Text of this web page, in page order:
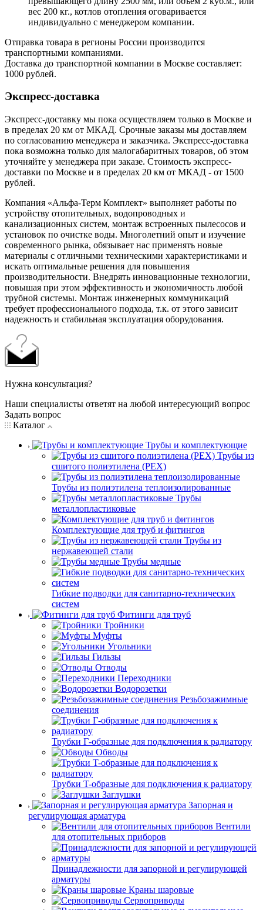
вес 200 кг., котлов отопления оговаривается
индивидуально с менеджером компании.
Отправка товара в регионы России производится
транспортными компаниями.
Доставка до транспортной компании в Москве составляет:
1000 рублей.
Экспресс-доставка
Экспресс-доставку мы пока осуществляем только в Москве и
в пределах 20 км от МКАД. Срочные заказы мы доставляем
по согласованию менеджера и заказчика. Экспресс-доставка
пока возможна только для малогабаритных товаров, об этом
уточняйте у менеджера при заказе. Стоимость экспресс-
доставки по Москве и в пределах 20 км от МКАД - от 1500
рублей.
Компания «Альфа-Терм Комплект» выполняет работы по
устройству отопительных, водопроводных и
канализационных систем, монтаж встроенных пылесосов и
установок по очистке воды. Многолетний опыт и изучение
современного рынка, обязывает нас применять новые
материалы с отличными техническими характеристиками и
искать оптимальные решения для повышения
производительности. Внедрять инновационные технологии,
повышая при этом эффективность и экономичность любой
трубной системы. Монтаж инженерных коммуникаций
требует профессионального подхода, т.к. от этого зависит
надежность и стабильная эксплуатация оборудования.
Нужна консультация?
Наши специалисты ответят на любой интересующий вопрос
Задать вопрос
Каталог
Трубы и комплектующие
Трубы из
сшитого полиэтилена (PEX)
Трубы из полиэтилена теплоизолированные
Трубы
металлопластиковые
Комплектующие для труб и фитингов
Трубы из
нержавеющей стали
Трубы медные
Гибкие подводки для санитарно-технических
систем
Фитинги для труб
Тройники
Муфты
Угольники
Гильзы
Отводы
Переходники
Водорозетки
Резьбозажимные
соединения
Трубки Г-образные для подключения к радиатору
Обводы
Трубки T-образные для подключения к радиатору
Заглушки
Запорная и
регулирующая арматура
Вентили
для отопительных приборов
Принадлежности для запорной и регулирующей
арматуры
Краны шаровые
Сервоприводы